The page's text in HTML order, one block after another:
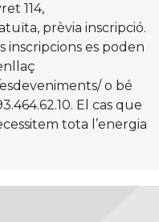
114,
prèvia inscripció.
inscripcions es poden
o bé
El cas que
tota l’energia